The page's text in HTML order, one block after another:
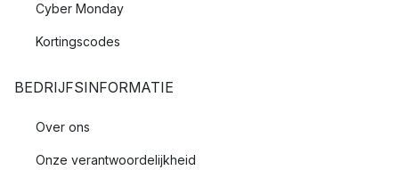
Cyber Monday
Kortingscodes
BEDRIJFSINFORMATIE
Over ons
Onze verantwoordelijkheid